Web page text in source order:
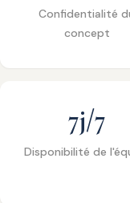
Confidentialité
concept
7j/7
Disponibilité de